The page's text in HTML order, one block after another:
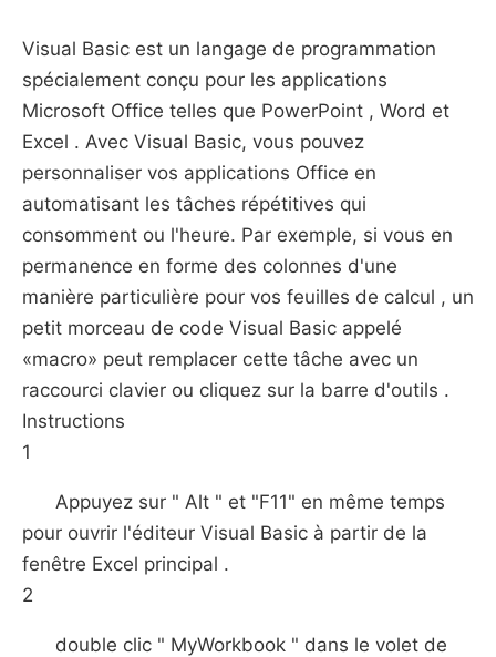
Visual Basic est un langage de programmation
spécialement conçu pour les applications
Microsoft Office telles que PowerPoint , Word et
Excel . Avec Visual Basic, vous pouvez
personnaliser vos applications Office en
automatisant les tâches répétitives qui
consomment ou l'heure. Par exemple, si vous en
permanence en forme des colonnes d'une
manière particulière pour vos feuilles de calcul , un
petit morceau de code Visual Basic appelé
«macro» peut remplacer cette tâche avec un
raccourci clavier ou cliquez sur la barre d'outils .
Instructions
1
Appuyez sur " Alt " et "F11" en même temps
pour ouvrir l'éditeur Visual Basic à partir de la
fenêtre Excel principal .
2
double clic " MyWorkbook " dans le volet de